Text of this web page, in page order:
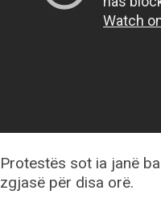
Protestës sot ia janë
zgjasë për disa orë.